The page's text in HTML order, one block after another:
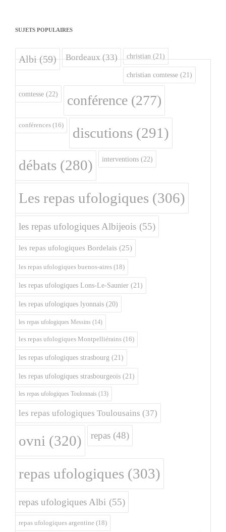
SUJETS POPULAIRES
Albi(59) Bordeaux(33) christian (21)
christian comtesse (21)
comtesse (22) conférence (277)
conférences (16) discutions (291)
débats (280) interventions (22)
Les repas ufologiques (306)
les repas ufologiques Albijeois (55)
les repas ufologiques Bordelais (25)
les repas ufologiques buenos-aires (18)
les repas ufologiques Lons-Le-Saunier (21)
les repas ufologiques lyonnais (20)
les repas ufologiques Messins (14)
les repas ufologiques Montpelliérains (16)
les repas ufologiques strasbourg (21)
les repas ufologiques strasbourgeois (21)
les repas ufologiques Toulonnais (13)
les repas ufologiques Toulousains (37)
ovni (320) repas (48)
repas ufologiques (303)
repas ufologiques Albi (55)
repas ufologiques argentine (18)